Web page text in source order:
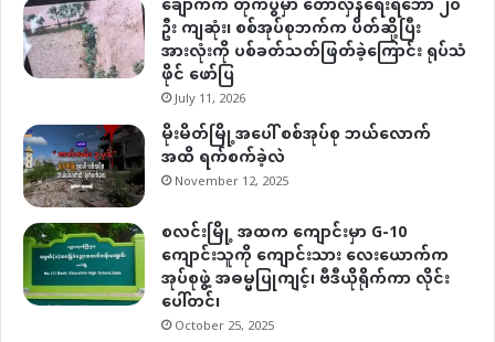
ဦး ကျဆုံး၊ စစ်အုပ်စုဘက်က ပိတ်ဆို့ပြီး
အားလုံးကို ပစ်ခတ်သတ်ဖြတ်ခဲ့ကြောင်း ရုပ်သံ
ဖိုင် ဖော်ပြ
July 11, 2026
မိုးမိတ်မြို့အပေါ် စစ်အုပ်စု ဘယ်လောက်
အထိ ရက်စက်ခဲ့လဲ
November 12, 2025
စလင်းမြို့ အထက ကျောင်းမှာ G-10
ကျောင်းသူကို ကျောင်းသား လေးယောက်က
အုပ်စုဖွဲ့ အဓမ္မပြုကျင့်၊ ဗီဒီယိုရိုက်ကာ လိုင်း
ပေါ်တင်၊
October 25, 2025